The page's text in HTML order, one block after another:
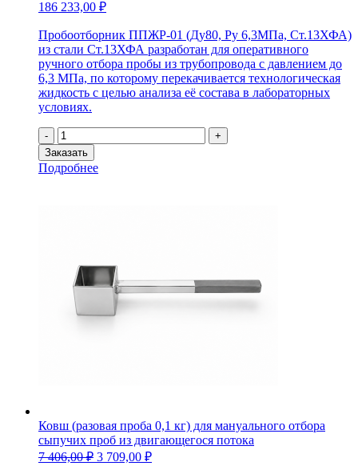
186 233,00 ₽
Пробоотборник ППЖР-01 (Ду80, Ру 6,3МПа, Ст.13ХФА)
из стали Ст.13ХФА разработан для оперативного
ручного отбора пробы из трубопровода с давлением до
6,3 МПа, по которому перекачивается технологическая
жидкость с целью анализа её состава в лабораторных
условиях.
-
Количество
товара
Пробоотборник
ППЖР-01
+
Заказать
Подробнее
Ковш (разовая проба 0,1 кг) для мануального отбора
сыпучих проб из двигающегося потока
7 406,00₽ 3 709,00 ₽